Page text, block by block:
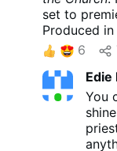
set to
Produced
House
Fraternity's
and
focuses on
Church. It
Church
6
Edie
You